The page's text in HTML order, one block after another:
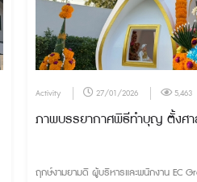
Activity 27/01/2026 5,463
ภาพบรรยากาศพิธีทำบุญ ตั้งศา
ฤกษ์งามยามดี ผู้บริหารและพนักงาน EC